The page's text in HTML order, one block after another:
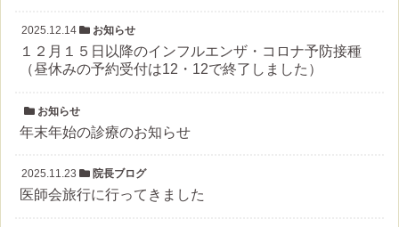
2025.12.14 お知らせ
１２月１５日以降のインフルエンザ・コロナ予防接種
（昼休みの予約受付は12・12で終了しました）
お知らせ
年末年始の診療のお知らせ
2025.11.23 院長ブログ
医師会旅行に行ってきました